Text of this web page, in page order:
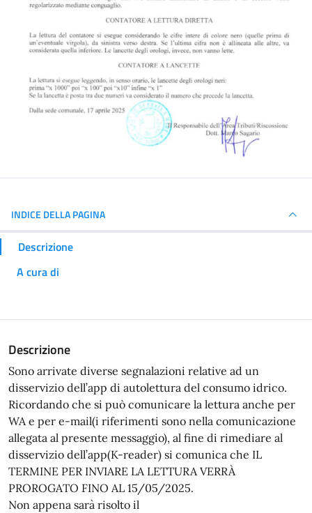
INDICE DELLA PAGINA
Descrizione
A cura di
Descrizione
Sono arrivate diverse segnalazioni relative ad un
disservizio dell’app di autolettura del consumo idrico.
Ricordando che si può comunicare la lettura anche per
WA e per e-mail(i riferimenti sono nella comunicazione
allegata al presente messaggio), al fine di rimediare al
disservizio dell’app(K-reader) si comunica che IL
TERMINE PER INVIARE LA LETTURA VERRÀ
PROROGATO FINO AL 15/05/2025.
Non appena sarà risolto il